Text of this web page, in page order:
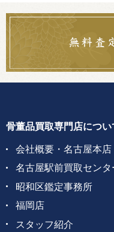
骨董品買取専門店につい
会社概要・名古屋本店
名古屋駅前買取センタ
昭和区鑑定事務所
福岡店
スタッフ紹介